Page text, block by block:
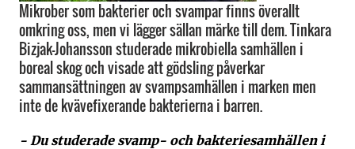
Mikrober som bakterier och svampar finns överallt
omkring oss, men vi lägger sällan märke till dem. Tinkara
Bizjak-Johansson studerade mikrobiella samhällen i
boreal skog och visade att gödsling påverkar
sammansättningen av svampsamhällen i marken men
inte de kvävefixerande bakterierna i barren.
- Du studerade svamp- och bakteriesamhällen i